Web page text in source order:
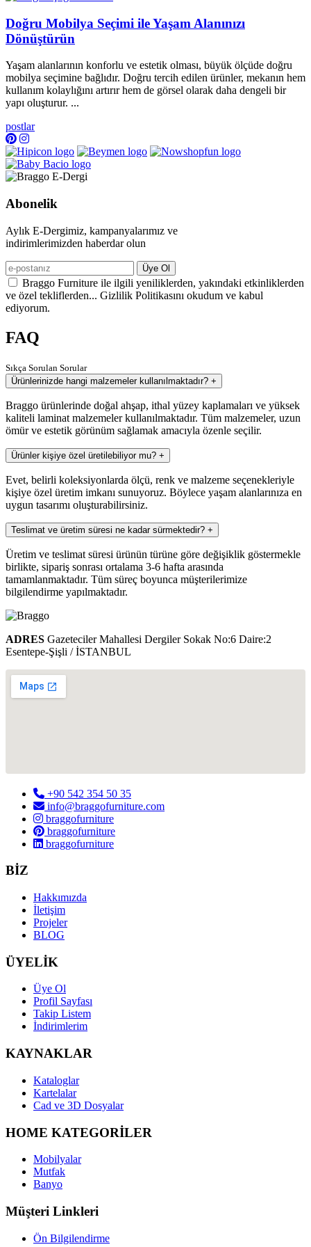
Doğru Mobilya Seçimi ile Yaşam Alanınızı
Dönüştürün
Yaşam alanlarının konforlu ve estetik olması, büyük ölçüde doğru
mobilya seçimine bağlıdır. Doğru tercih edilen ürünler, mekanın hem
kullanım kolaylığını artırır hem de görsel olarak daha dengeli bir
yapı oluşturur. ...
postlar
Abonelik
Aylık E-Dergimiz, kampanyalarımız ve
indirimlerimizden haberdar olun
Üye Ol
Braggo Furniture ile ilgili yeniliklerden, yakındaki etkinliklerden
ve özel tekliflerden... Gizlilik Politikasını okudum ve kabul
ediyorum.
FAQ
Sıkça Sorulan Sorular
Ürünlerinizde hangi malzemeler kullanılmaktadır? +
Braggo ürünlerinde doğal ahşap, ithal yüzey kaplamaları ve yüksek
kaliteli laminat malzemeler kullanılmaktadır. Tüm malzemeler, uzun
ömür ve estetik görünüm sağlamak amacıyla özenle seçilir.
Ürünler kişiye özel üretilebiliyor mu? +
Evet, belirli koleksiyonlarda ölçü, renk ve malzeme seçenekleriyle
kişiye özel üretim imkanı sunuyoruz. Böylece yaşam alanlarınıza en
uygun tasarımı oluşturabilirsiniz.
Teslimat ve üretim süresi ne kadar sürmektedir? +
Üretim ve teslimat süresi ürünün türüne göre değişiklik göstermekle
birlikte, sipariş sonrası ortalama 3-6 hafta arasında
tamamlanmaktadır. Tüm süreç boyunca müşterilerimize
bilgilendirme yapılmaktadır.
ADRES Gazeteciler Mahallesi Dergiler Sokak No:6 Daire:2
Esentepe-Şişli / İSTANBUL
+90 542 354 50 35
info@braggofurniture.com
braggofurniture
braggofurniture
braggofurniture
BİZ
Hakkımızda
İletişim
Projeler
BLOG
ÜYELİK
Üye Ol
Profil Sayfası
Takip Listem
İndirimlerim
KAYNAKLAR
Kataloglar
Kartelalar
Cad ve 3D Dosyalar
HOME KATEGORİLER
Mobilyalar
Mutfak
Banyo
Müşteri Linkleri
Ön Bilgilendirme